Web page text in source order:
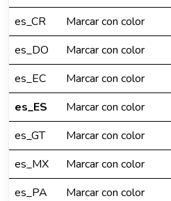
es_CR
Marcar con color
es_DO
Marcar con color
es_EC
Marcar con color
es_ES
Marcar con color
es_GT
Marcar con color
es_MX
Marcar con color
es_PA
Marcar con color